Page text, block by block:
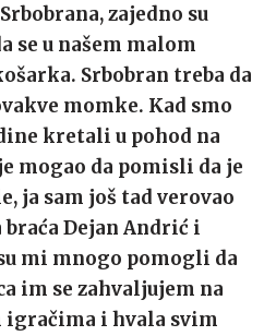
zajedno su
se u našem malom
Srbobran treba da
momke. Kad smo
kretali u pohod na
mogao da pomisli da je
ja sam još tad verovao
braća Dejan Andrić i
mi mnogo pomogli da
im se zahvaljujem na
igračima i hvala svim